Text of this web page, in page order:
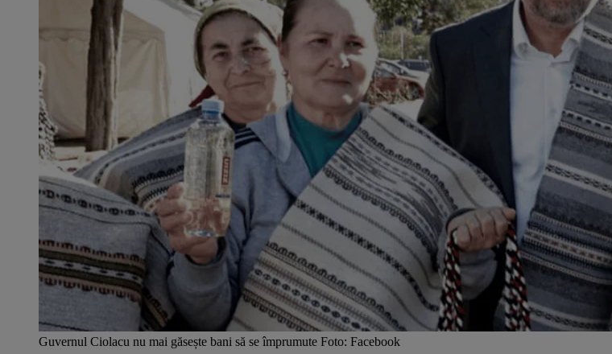
Guvernul Ciolacu nu mai găsește bani să se împrumute Foto: Facebook